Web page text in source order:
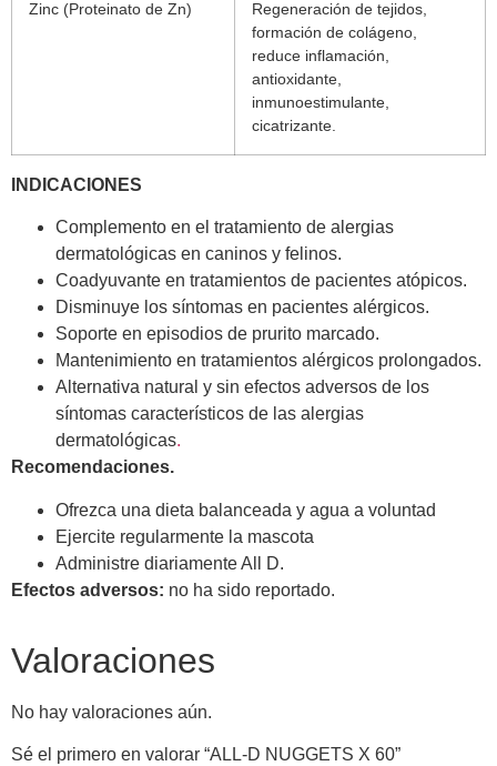
Zinc (Proteinato de Zn)
Regeneración de tejidos,
formación de colágeno,
reduce inflamación,
antioxidante,
inmunoestimulante,
cicatrizante.
INDICACIONES
Complemento en el tratamiento de alergias
dermatológicas en caninos y felinos.
Coadyuvante en tratamientos de pacientes atópicos.
Disminuye los síntomas en pacientes alérgicos.
Soporte en episodios de prurito marcado.
Mantenimiento en tratamientos alérgicos prolongados.
Alternativa natural y sin efectos adversos de los
síntomas característicos de las alergias
dermatológicas.
Recomendaciones.
Ofrezca una dieta balanceada y agua a voluntad
Ejercite regularmente la mascota
Administre diariamente All D.
Efectos adversos: no ha sido reportado.
Valoraciones
No hay valoraciones aún.
Sé el primero en valorar “ALL-D NUGGETS X 60”